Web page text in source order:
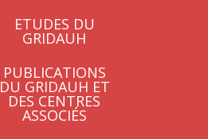
ETUDES DU
GRIDAUH
PUBLICATIONS
DU GRIDAUH ET
DES CENTRES
ASSOCIÉS